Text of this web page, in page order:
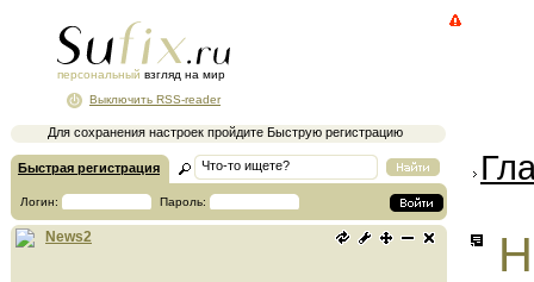
персональный взгляд на мир
Для сохранения настроек пройдите Быструю регистрацию
Выключить RSS-reader
Быстрая регистрация
Логин: Пароль:
News2